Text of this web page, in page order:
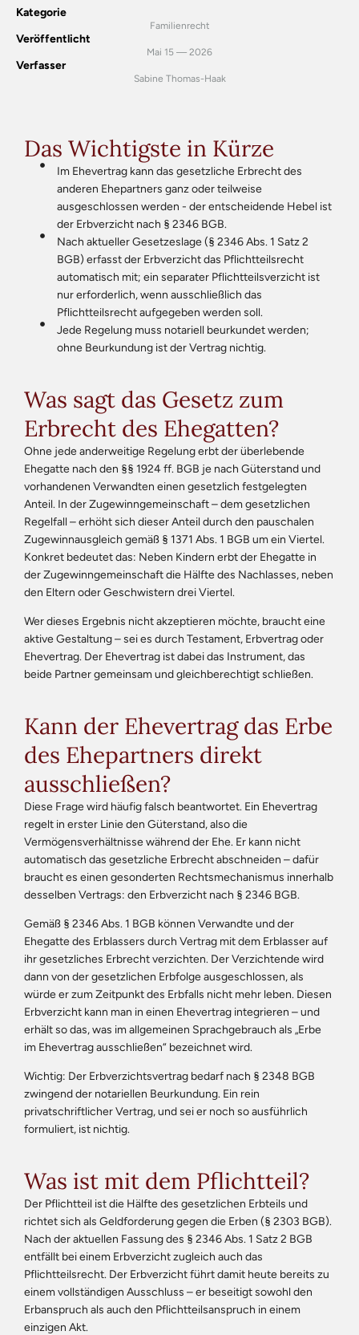
Kategorie
Familienrecht
Veröffentlicht
Mai 15 — 2026
Verfasser
Sabine Thomas-Haak
Das Wichtigste in Kürze
Im Ehevertrag kann das gesetzliche Erbrecht des
anderen Ehepartners ganz oder teilweise
ausgeschlossen werden - der entscheidende Hebel ist
der Erbverzicht nach § 2346 BGB.
Nach aktueller Gesetzeslage (§ 2346 Abs. 1 Satz 2
BGB) erfasst der Erbverzicht das Pflichtteilsrecht
automatisch mit; ein separater Pflichtteilsverzicht ist
nur erforderlich, wenn ausschließlich das
Pflichtteilsrecht aufgegeben werden soll.
Jede Regelung muss notariell beurkundet werden;
ohne Beurkundung ist der Vertrag nichtig.
Was sagt das Gesetz zum
Erbrecht des Ehegatten?
Ohne jede anderweitige Regelung erbt der überlebende
Ehegatte nach den §§ 1924 ff. BGB je nach Güterstand und
vorhandenen Verwandten einen gesetzlich festgelegten
Anteil. In der Zugewinngemeinschaft – dem gesetzlichen
Regelfall – erhöht sich dieser Anteil durch den pauschalen
Zugewinnausgleich gemäß § 1371 Abs. 1 BGB um ein Viertel.
Konkret bedeutet das: Neben Kindern erbt der Ehegatte in
der Zugewinngemeinschaft die Hälfte des Nachlasses, neben
den Eltern oder Geschwistern drei Viertel.
Wer dieses Ergebnis nicht akzeptieren möchte, braucht eine
aktive Gestaltung – sei es durch Testament, Erbvertrag oder
Ehevertrag. Der Ehevertrag ist dabei das Instrument, das
beide Partner gemeinsam und gleichberechtigt schließen.
Kann der Ehevertrag das Erbe
des Ehepartners direkt
ausschließen?
Diese Frage wird häufig falsch beantwortet. Ein Ehevertrag
regelt in erster Linie den Güterstand, also die
Vermögensverhältnisse während der Ehe. Er kann nicht
automatisch das gesetzliche Erbrecht abschneiden – dafür
braucht es einen gesonderten Rechtsmechanismus innerhalb
desselben Vertrags: den Erbverzicht nach § 2346 BGB.
Gemäß § 2346 Abs. 1 BGB können Verwandte und der
Ehegatte des Erblassers durch Vertrag mit dem Erblasser auf
ihr gesetzliches Erbrecht verzichten. Der Verzichtende wird
dann von der gesetzlichen Erbfolge ausgeschlossen, als
würde er zum Zeitpunkt des Erbfalls nicht mehr leben. Diesen
Erbverzicht kann man in einen Ehevertrag integrieren – und
erhält so das, was im allgemeinen Sprachgebrauch als „Erbe
im Ehevertrag ausschließen“ bezeichnet wird.
Wichtig: Der Erbverzichtsvertrag bedarf nach § 2348 BGB
zwingend der notariellen Beurkundung. Ein rein
privatschriftlicher Vertrag, und sei er noch so ausführlich
formuliert, ist nichtig.
Was ist mit dem Pflichtteil?
Der Pflichtteil ist die Hälfte des gesetzlichen Erbteils und
richtet sich als Geldforderung gegen die Erben (§ 2303 BGB).
Nach der aktuellen Fassung des § 2346 Abs. 1 Satz 2 BGB
entfällt bei einem Erbverzicht zugleich auch das
Pflichtteilsrecht. Der Erbverzicht führt damit heute bereits zu
einem vollständigen Ausschluss – er beseitigt sowohl den
Erbanspruch als auch den Pflichtteilsanspruch in einem
einzigen Akt.